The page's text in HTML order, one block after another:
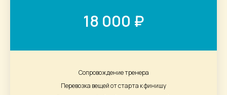
18 000 ₽
Сопровождение тренера
Перевозка вещей от старта к финишу